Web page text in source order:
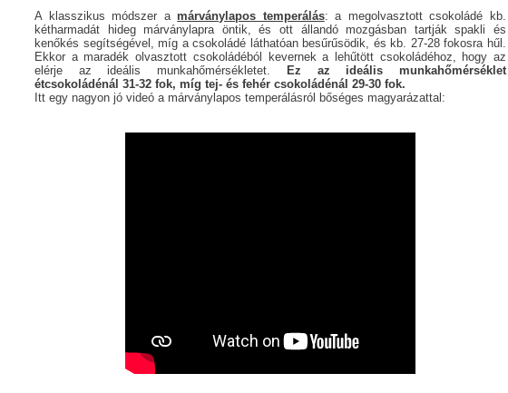
A klasszikus módszer a márványlapos temperálás: a megolvasztott csokoládé kb.
kétharmadát hideg márványlapra öntik, és ott állandó mozgásban tartják spakli és
kenőkés segítségével, míg a csokoládé láthatóan besűrűsödik, és kb. 27-28 fokosra hűl.
Ekkor a maradék olvasztott csokoládéból kevernek a lehűtött csokoládéhoz, hogy az
elérje az ideális munkahőmérsékletet.
Ez az ideális munkahőmérséklet
étcsokoládénál 31-32 fok, míg tej- és fehér csokoládénál 29-30 fok.
Itt egy nagyon jó videó a márványlapos temperálásról bőséges magyarázattal: